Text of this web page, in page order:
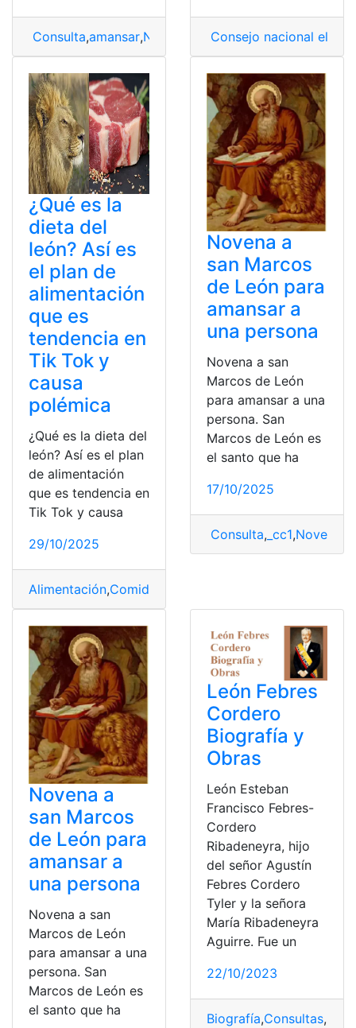
Consulta,amansar,Novena Oración para amansar
Consejo nacional
¿Qué es la
dieta del
león? Así es
el plan de
alimentación
que es
tendencia en
Tik Tok y
causa
polémica
¿Qué es la dieta del
león? Así es el plan
de alimentación
que es tendencia en
Tik Tok y causa
29/10/2025
Alimentación,Comida
Novena a
san Marcos
de León para
amansar a
una persona
Novena a san
Marcos de León
para amansar a una
persona. San
Marcos de León es
el santo que ha
17/10/2025
Consulta, _cc1,Novena
Novena a
san Marcos
de León para
amansar a
una persona
Novena a san
Marcos de León
para amansar a una
persona. San
Marcos de León es
el santo que ha
León Febres
Cordero
Biografía y
Obras
León Esteban
Francisco Febres-
Cordero
Ribadeneyra, hijo
del señor Agustín
Febres Cordero
Tyler y la señora
María Ribadeneyra
Aguirre. Fue un
22/10/2023
Biografía,Consultas,